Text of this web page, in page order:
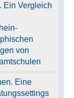
Ein Vergleich
von
Eine